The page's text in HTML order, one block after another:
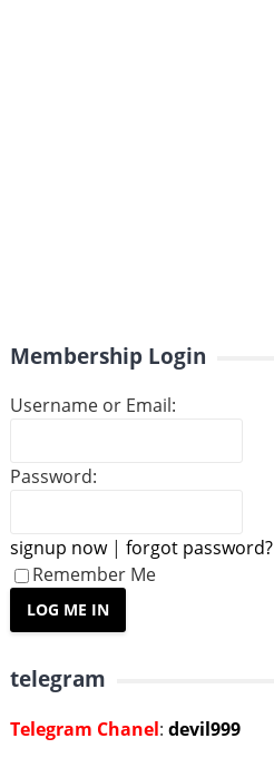
Membership Login
Username or Email:
Password:
signup now| forgot password?
Remember Me
telegram
Telegram Chanel: devil999